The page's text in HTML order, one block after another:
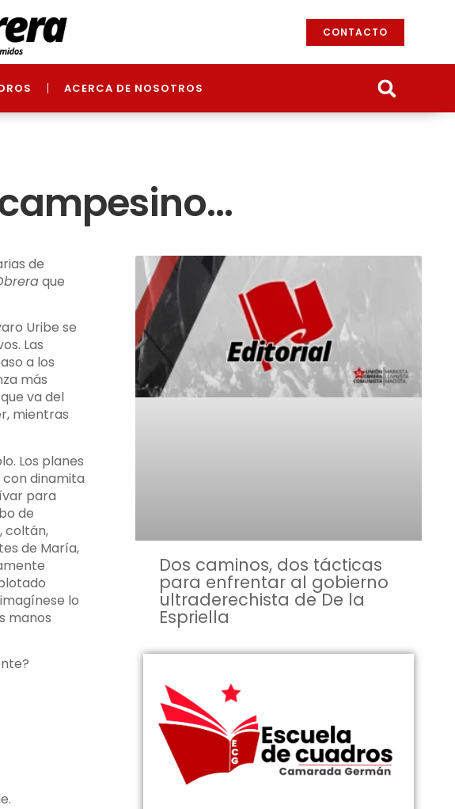
CONTACTO
ACERCA DE NOSOTROS
de
que
Uribe se
Las
a los
más
va del
mientras
Los planes
dinamita
para
de
coltán,
de María,
lo
manos
Dos caminos, dos tácticas
para enfrentar al gobierno
ultraderechista de De la
Espriella